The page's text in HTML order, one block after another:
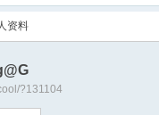
资料
?131104